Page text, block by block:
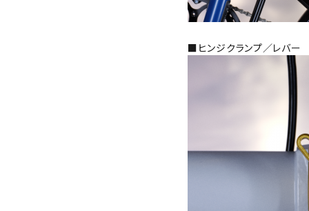
■ヒンジクランプ／レバー